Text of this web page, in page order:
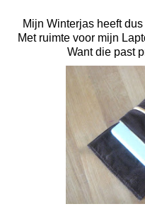
Mijn Winterjas heeft
Met ruimte voor mijn
Want die past